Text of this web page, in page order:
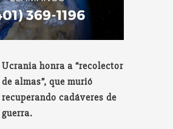
Ucrania honra a “recolector
de almas”, que murió
recuperando cadáveres de
guerra.